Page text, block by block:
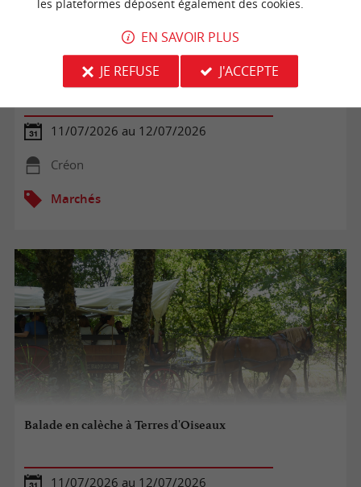
Marché hebdomadaire du samedi matin de Créon
11/07/2026 au 12/07/2026
Créon
Marchés
Balade en calèche à Terres d'Oiseaux
11/07/2026 au 12/07/2026
les plateformes déposent également des cookies.
EN SAVOIR PLUS
JE REFUSE
J'ACCEPTE